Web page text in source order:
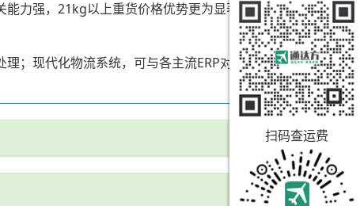
能力强，21kg以上重货价格优势更为显著。
；现代化物流系统，可与各主流ERP对接，实现一站式筛
扫码查运费